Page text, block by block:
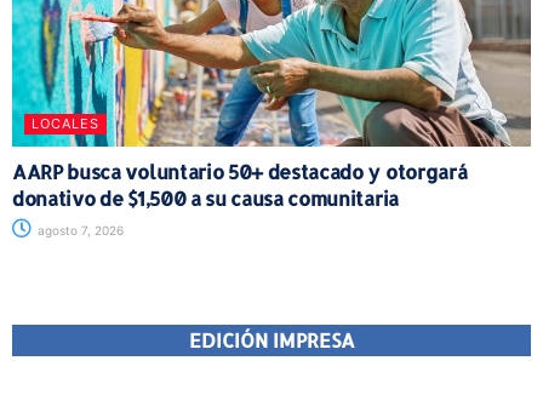
LOCALES
AARP busca voluntario 50+ destacado y otorgará
donativo de $1,500 a su causa comunitaria
agosto 7, 2026
EDICIÓN IMPRESA